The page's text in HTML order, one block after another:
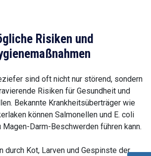
Risiken und
sind oft nicht nur störend, sondern
Risiken für Gesundheit und
Bekannte Krankheitsüberträger wie
können Salmonellen und E. coli
Darm-Beschwerden führen kann.
durch Kot, Larven und Gespinste der